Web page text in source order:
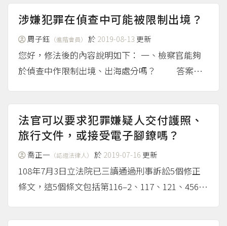
于玉（2019），《提訴訟時，選擇公訴或自訴有什
麼不同？》...
（more...）
涉嫌犯罪在偵查中可能被限制出境？
周子鈺 （進階會員） 於 2019-08-13 更新
您好，修法後的內容說明如下： 一、檢察官能夠
於偵查中作限制出境、出海處分嗎？ 答案是
的情形，檢察官認為有必要的時候，就可以在被告
沒有一定住、居所、有逃亡可能或有滅證、偽造證
據可能...（more...）
法官可以要求犯罪嫌疑人交付護照、
旅行文件，或接受電子腳鐐嗎？
喬正一 （認證法律人） 於 2019-07-16 更新
108年7月3日立法院已三讀通過刑事訴訟5個修正
條文，這5個條文包括第116–2、117、121、456及
確定以及已受有罪判決確定之被告逃亡的重大規